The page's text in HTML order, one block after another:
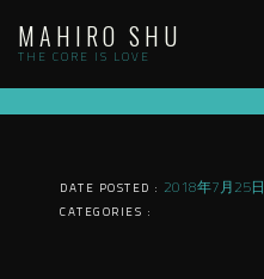
content
MAHIRO SHU
THE CORE IS LOVE
DATE POSTED : 2018年7月25日
CATEGORIES :